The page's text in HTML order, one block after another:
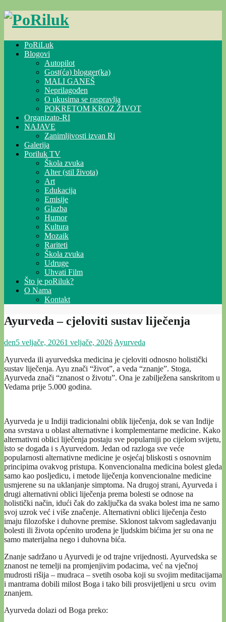
Skip
PoRiLuk
Blogovi
Autopilot
Gost(ća) blogger(ka)
MALI GANEŠ
Neprilagođen
O ukusima se raspravlja
POKRETOM KROZ ŽIVOT
Organizato-RI
NAJAVE
Zanimljivosti izvan Ri
Galerija
Poriluk TV
Škola zvuka
Alter (stil života)
Art
Edukacija
Emisije
Glazba
Humor
Kultura
Mozaik
Rariteti
Škola zvuka
Udruge
Uhvati Film
Što je poRiluk?
O Nama
Kontakt
Ayurveda – cjeloviti sustav liječenja
den5 veljače, 20261 veljače, 2026 Ayurveda
Ayurveda ili ayurvedska medicina je cjeloviti odnosno holistički
sustav liječenja. Ayu znači “život”, a veda “znanje”. Stoga,
Ayurveda znači “znanost o životu”. Ona je zabilježena sanskritom u
Vedama prije 5.000 godina.
Ayurveda je u Indiji tradicionalni oblik liječenja, dok se van Indije
ona svrstava u oblast alternativne i komplementarne medicine. Kako
alternativni oblici liječenja postaju sve popularniji po cijelom svijetu,
isto se događa i s Ayurvedom. Jedan od razloga sve veće
popularnosti alternativne medicine je osjećaj bliskosti s osnovnim
principima ovakvog pristupa. Konvencionalna medicina bolest gleda
samo kao posljedicu, i metode liječenja konvencionalne medicine
usmjerene su na uklanjanje simptoma. Na drugoj strani, Ayurveda i
drugi alternativni oblici liječenja prema bolesti se odnose na
holistički način, idući čak do zaključka da svaka bolest ima ne samo
svoj uzrok već i više značenje. Alternativni oblici liječenja često
imaju filozofske i duhovne premise. Sklonost takvom sagledavanju
bolesti ili života općenito urođena je ljudskim bićima jer su ona ne
samo materijalna nego i duhovna bića.
Znanje sadržano u Ayurvedi je od trajne vrijednosti. Ayurvedska se
znanost ne temelji na promjenjivim podacima, već na vječnoj
mudrosti rišija – mudraca – svetih osoba koji su svojim meditacijama
i mantrama dobili milost Boga i tako bili prosvijetljeni u srcu ovim
znanjem.
Ayurveda dolazi od Boga preko: